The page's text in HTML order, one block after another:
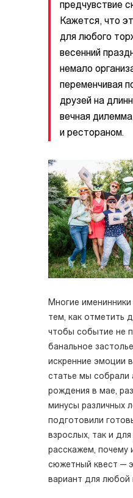
предчувствие
Кажется, что
для любого
весенний
немало
переменчивая
друзей на
вечная
и рестораном.
Многие
тем, как отметить
чтобы событие не
банальное
искренние эмоции
статье мы собрали
рождения в мае,
минусы различных
подготовили
взрослых, так и
расскажем, почему
сюжетный квест —
вариант для любой